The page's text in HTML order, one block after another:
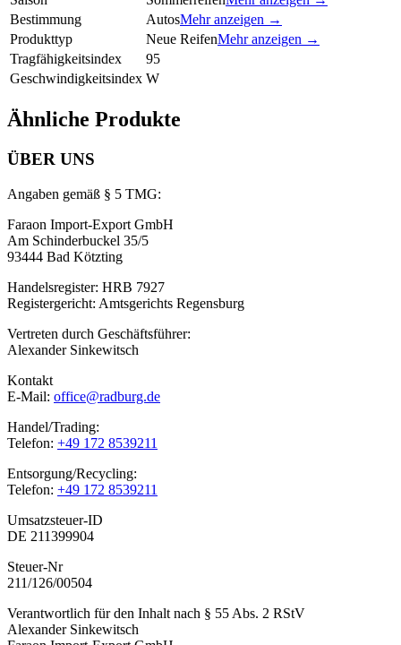
Bestimmung
AutosMehr anzeigen →
Produkttyp
Neue ReifenMehr anzeigen →
Tragfähigkeitsindex
95
Geschwindigkeitsindex W
Ähnliche Produkte
ÜBER UNS
Angaben gemäß § 5 TMG:
Faraon Import-Export GmbH
Am Schinderbuckel 35/5
93444 Bad Kötzting
Handelsregister: HRB 7927
Registergericht: Amtsgerichts Regensburg
Vertreten durch Geschäftsführer:
Alexander Sinkewitsch
Kontakt
E-Mail: office@radburg.de
Handel/Trading:
Telefon: +49 172 8539211
Entsorgung/Recycling:
Telefon: +49 172 8539211
Umsatzsteuer-ID
DE 211399904
Steuer-Nr
211/126/00504
Verantwortlich für den Inhalt nach § 55 Abs. 2 RStV
Alexander Sinkewitsch